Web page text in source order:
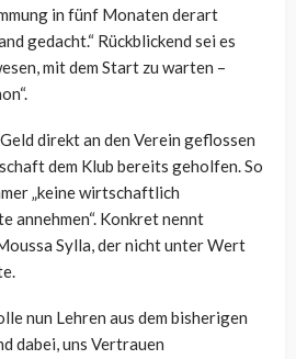
in fünf Monaten derart
gedacht.“ Rückblickend sei es
mit dem Start zu warten –
direkt an den Verein geflossen
dem Klub bereits geholfen. So
„keine wirtschaftlich
annehmen“. Konkret nennt
Sylla, der nicht unter Wert
nun Lehren aus dem bisherigen
dabei, uns Vertrauen